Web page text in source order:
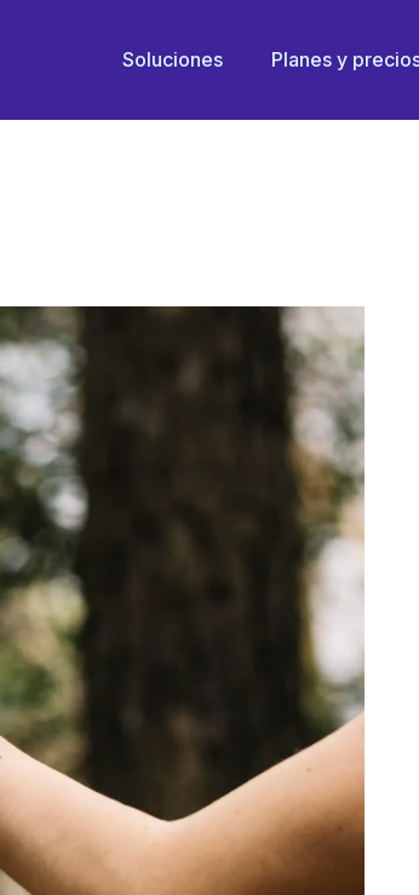
Soluciones Planes y